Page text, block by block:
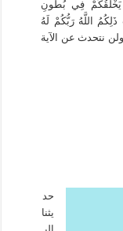
يَخْلُقُكُمْ فِي بُطُونِ
اللَّهُ رَبُّكُمْ لَهُ
إِلَهَ إِلَّا هُوَ فَأَنَّى تُصْرَفُونَ [الزمر : 6]” ولن نتحدث عن الآية
حد
يثنا